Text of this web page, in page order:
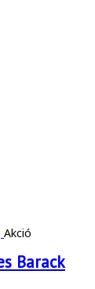
Akció
Barack